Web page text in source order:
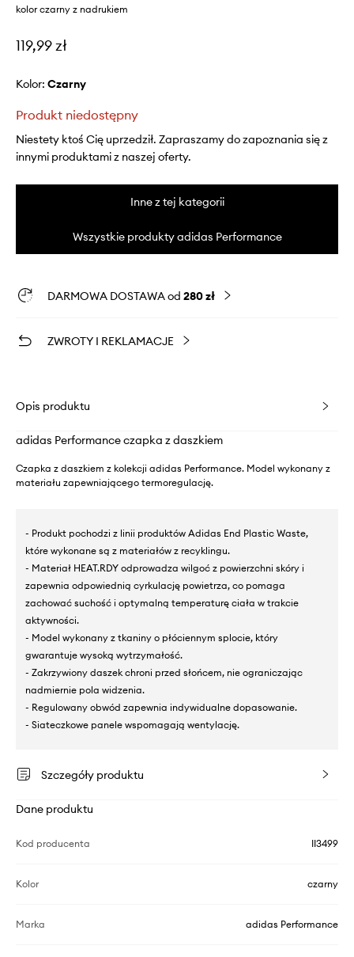
kolor czarny z nadrukiem
119,99 zł
Kolor: czarny
Produkt niedostępny
Niestety ktoś Cię uprzedził. Zapraszamy do zapoznania się z
innymi produktami z naszej oferty.
Inne z tej kategorii
Wszystkie produkty adidas Performance
DARMOWA DOSTAWA od 280 zł
ZWROTY I REKLAMACJE
Opis produktu
adidas Performance czapka z daszkiem
Czapka z daszkiem z kolekcji adidas Performance. Model wykonany z
materiału zapewniającego termoregulację.
- Produkt pochodzi z linii produktów Adidas End Plastic Waste,
które wykonane są z materiałów z recyklingu.
- Materiał HEAT.RDY odprowadza wilgoć z powierzchni skóry i
zapewnia odpowiednią cyrkulację powietrza, co pomaga
zachować suchość i optymalną temperaturę ciała w trakcie
aktywności.
- Model wykonany z tkaniny o płóciennym splocie, który
gwarantuje wysoką wytrzymałość.
- Zakrzywiony daszek chroni przed słońcem, nie ograniczając
nadmiernie pola widzenia.
- Regulowany obwód zapewnia indywidualne dopasowanie.
- Siateczkowe panele wspomagają wentylację.
Szczegóły produktu
Dane produktu
Kod producenta II3499
Kolor czarny
Marka adidas Performance